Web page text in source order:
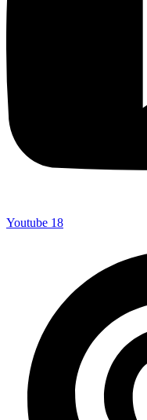
Youtube 18